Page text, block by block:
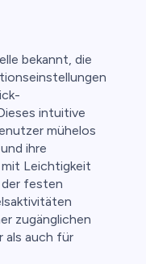
bekannt, die
intuitive
mühelos
ihre
Leichtigkeit
der festen
zugänglichen
als auch für